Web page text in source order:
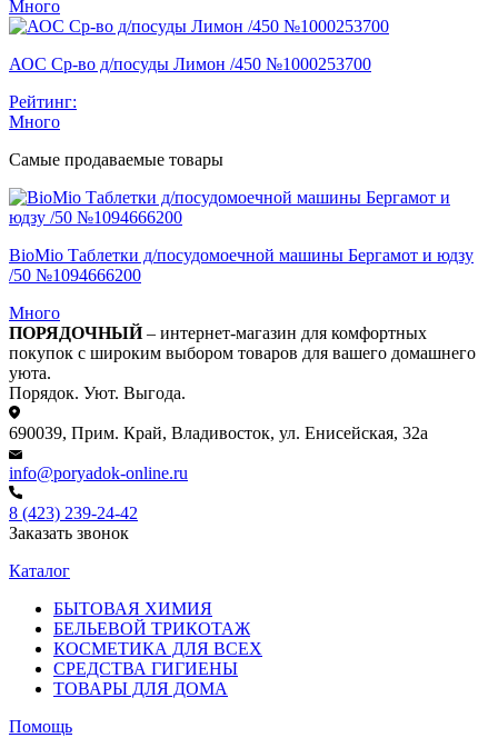
Много
АОС Ср-во д/посуды Лимон /450 №1000253700
Рейтинг:
Много
Самые продаваемые товары
BioMio Таблетки д/посудомоечной машины Бергамот и юдзу
/50 №1094666200
Много
ПОРЯДОЧНЫЙ– интернет-магазин для комфортных
покупок с широким выбором товаров для вашего домашнего
уюта.
Порядок. Уют. Выгода.
690039, Прим. Край, Владивосток, ул. Енисейская, 32а
info@poryadok-online.ru
8 (423) 239-24-42
Заказать звонок
Каталог
БЫТОВАЯ ХИМИЯ
БЕЛЬЕВОЙ ТРИКОТАЖ
КОСМЕТИКА ДЛЯ ВСЕХ
СРЕДСТВА ГИГИЕНЫ
ТОВАРЫ ДЛЯ ДОМА
Помощь